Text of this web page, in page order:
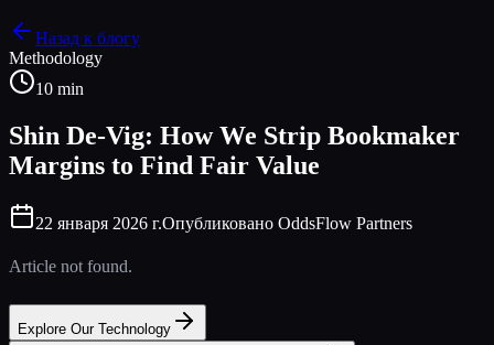
Назад к блогу
Methodology
10 min
Shin De-Vig: How We Strip Bookmaker
Margins to Find Fair Value
22 января 2026 г.Опубликовано OddsFlow Partners
Article not found.
Explore Our Technology